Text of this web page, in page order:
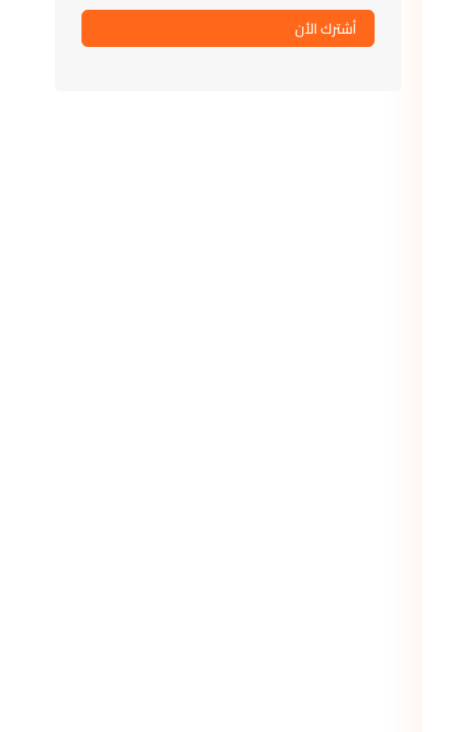
أشترك الأن